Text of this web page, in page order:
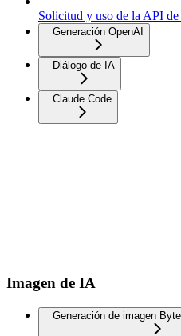
Solicitud y uso de la API
Generación OpenAI
Diálogo de IA
Claude Code
Imagen de IA
Generación de imagen